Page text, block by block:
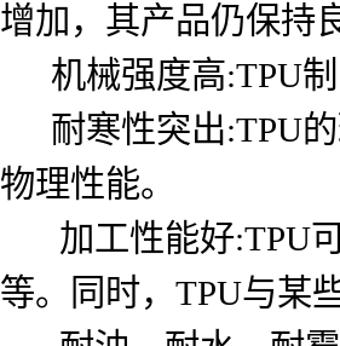
增加，其产品仍保持
机械强度高:TPU制
耐寒性突出:TPU的
物理性能。
加工性能好:TPU可
等。同时，TPU与某